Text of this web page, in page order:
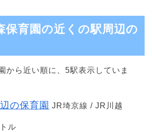
保育園の近くの駅周辺の
から近い順に、5駅表示していま
の保育園 JR埼京線 / JR川越
ル